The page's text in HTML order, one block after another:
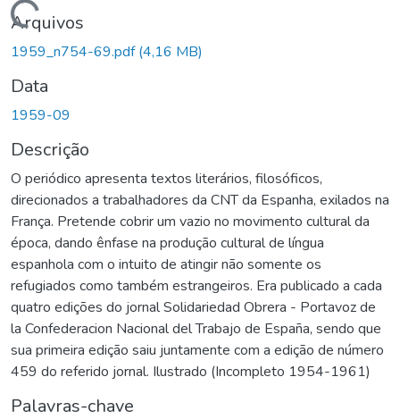
Carregando...
Arquivos
1959_n754-69.pdf(4,16 MB)
Data
1959-09
Descrição
O periódico apresenta textos literários, filosóficos,
direcionados a trabalhadores da CNT da Espanha, exilados na
França. Pretende cobrir um vazio no movimento cultural da
época, dando ênfase na produção cultural de língua
espanhola com o intuito de atingir não somente os
refugiados como também estrangeiros. Era publicado a cada
quatro edições do jornal Solidariedad Obrera - Portavoz de
la Confederacion Nacional del Trabajo de España, sendo que
sua primeira edição saiu juntamente com a edição de número
459 do referido jornal. Ilustrado (Incompleto 1954-1961)
Palavras-chave